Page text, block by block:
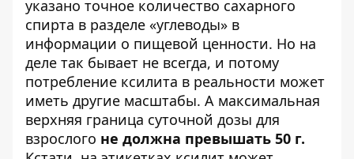
указано точное количество сахарного
спирта в разделе «углеводы» в
информации о пищевой ценности. Но на
деле так бывает не всегда, и потому
потребление ксилита в реальности может
иметь другие масштабы. А максимальная
верхняя граница суточной дозы для
взрослого не должна превышать 50 г.